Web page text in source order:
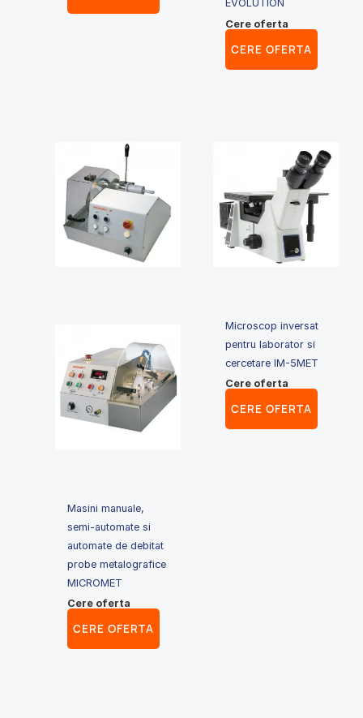
EVOLUTION
Cere oferta
CERE OFERTA
Masini manuale,
semi-automate si
automate de debitat
probe metalografice
MICROMET
Cere oferta
CERE OFERTA
Microscop inversat
pentru laborator si
cercetare IM-5MET
Cere oferta
CERE OFERTA